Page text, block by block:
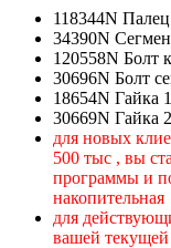
118344N
34390N
120558N Болт
30696N Болт
18654N Гайка
30669N Гайка
для новых
500 тыс , вы
программы и
накопительная
для
вашей текущей